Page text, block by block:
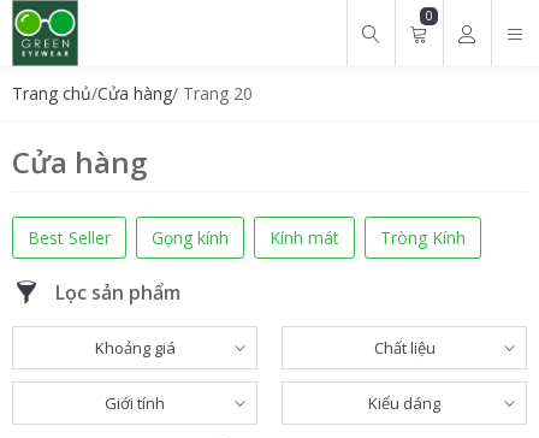
0
Trang chủ/Cửa hàng/ Trang 20
Cửa hàng
Best Seller Gọng kính Kính mát Tròng Kính
Lọc sản phẩm
Khoảng giá Chất liệu
Giới tính Kiểu dáng